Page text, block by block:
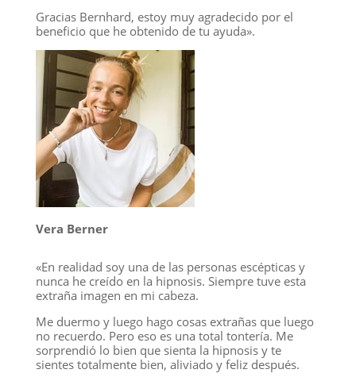
Gracias Bernhard, estoy muy agradecido por el
beneficio que he obtenido de tu ayuda».
Vera Berner
«En realidad soy una de las personas escépticas y
nunca he creído en la hipnosis. Siempre tuve esta
extraña imagen en mi cabeza.
Me duermo y luego hago cosas extrañas que luego
no recuerdo. Pero eso es una total tontería. Me
sorprendió lo bien que sienta la hipnosis y te
sientes totalmente bien, aliviado y feliz después.